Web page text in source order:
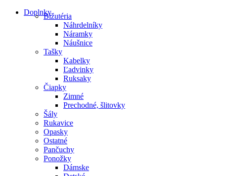
DoplnkyBižutéria
Náhrdelníky
Náramky
Náušnice
Tašky
Kabelky
Ľadvinky
Ruksaky
Čiapky
Zimné
Prechodné, šlitovky
Šály
Rukavice
Opasky
Ostatné
Pančuchy
Ponožky
Dámske